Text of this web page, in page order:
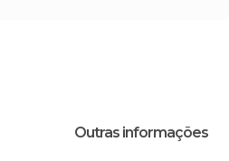
Outras informações